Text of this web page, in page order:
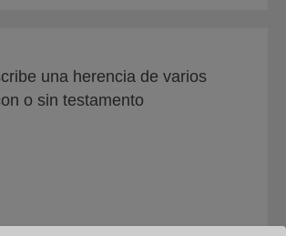
una herencia de varios
o sin testamento